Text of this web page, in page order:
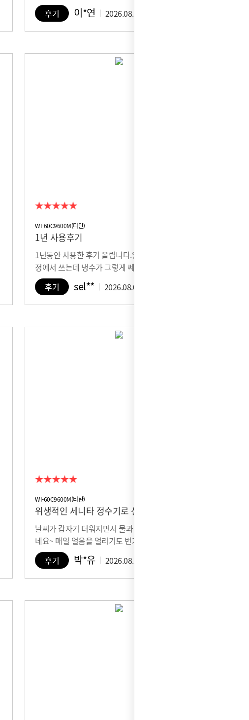
후기
이*연 2026.08.07
WI-60C9600M(티탄)
1년 사용후기
1년동안 사용한 후기 올립니다.일단 이쁩니다. 다만 가
정에서 쓰는데 냉수가 그렇게 쎄게 나…
후기
sel** 2026.08.07
WI-60C9600M(티탄)
위생적인 세니타 정수기로 선택
날씨가 갑자기 더워지면서 물과 얼음을 많이 찾게 되
네요~ 매일 얼음을 얼리기도 번거롭고, …
후기
박*유 2026.08.07